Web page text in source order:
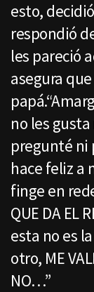
esto,
respondió
les pareció
asegura
no les
pregunté ni
hace feliz a
finge en
QUE DA EL
esta no es
otro, ME
NO…”